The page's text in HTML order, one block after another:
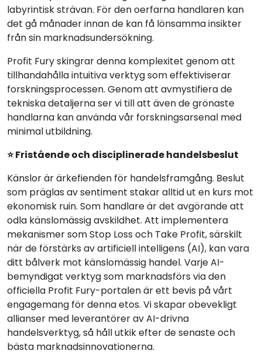
labyrintisk strävan. För den oerfarna handlaren kan
det gå månader innan de kan få lönsamma insikter
från sin marknadsundersökning.
Profit Fury skingrar denna komplexitet genom att
tillhandahålla intuitiva verktyg som effektiviserar
forskningsprocessen. Genom att avmystifiera de
tekniska detaljerna ser vi till att även de grönaste
handlarna kan använda vår forskningsarsenal med
minimal utbildning.
⭐ Fristående och disciplinerade handelsbeslut
Känslor är ärkefienden för handelsframgång. Beslut
som präglas av sentiment stakar alltid ut en kurs mot
ekonomisk ruin. Som handlare är det avgörande att
odla känslomässig avskildhet. Att implementera
mekanismer som Stop Loss och Take Profit, särskilt
när de förstärks av artificiell intelligens (AI), kan vara
ditt bålverk mot känslomässig handel. Varje AI-
bemyndigat verktyg som marknadsförs via den
officiella Profit Fury-portalen är ett bevis på vårt
engagemang för denna etos. Vi skapar obevekligt
allianser med leverantörer av AI-drivna
handelsverktyg, så håll utkik efter de senaste och
bästa marknadsinnovationerna.